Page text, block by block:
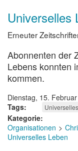
Universelles
Erneuter
Abonnenten der
Lebens konnten
kommen.
Dienstag, 15.
Tags
Kategorie
Organisationen
Universelles Leben